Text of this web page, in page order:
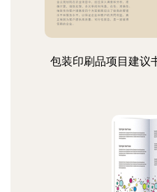
包装印刷品项目建议